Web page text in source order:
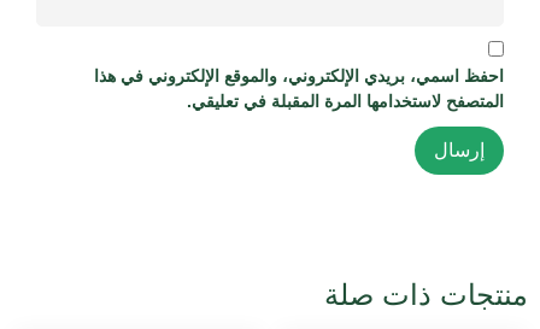
احفظ اسمي، بريدي الإلكتروني، والموقع الإلكتروني في هذا
المتصفح لاستخدامها المرة المقبلة في تعليقي.
منتجات ذات صلة